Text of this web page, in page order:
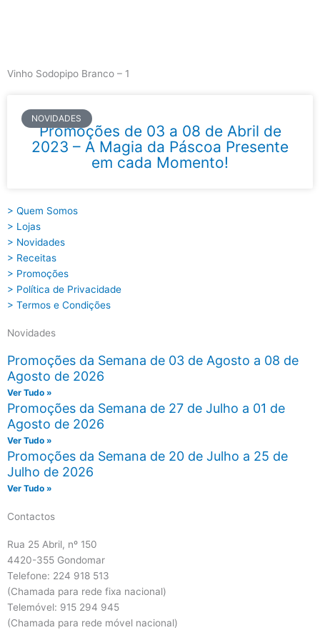
Vinho Sodopipo Branco – 1
NOVIDADES
Promoções de 03 a 08 de Abril de
2023 – A Magia da Páscoa Presente
em cada Momento!
> Quem Somos
> Lojas
> Novidades
> Receitas
> Promoções
> Política de Privacidade
> Termos e Condições
Novidades
Promoções da Semana de 03 de Agosto a 08 de
Agosto de 2026
Ver Tudo »
Promoções da Semana de 27 de Julho a 01 de
Agosto de 2026
Ver Tudo »
Promoções da Semana de 20 de Julho a 25 de
Julho de 2026
Ver Tudo »
Contactos
Rua 25 Abril, nº 150
4420-355 Gondomar
Telefone: 224 918 513
(Chamada para rede fixa nacional)
Telemóvel: 915 294 945
(Chamada para rede móvel nacional)